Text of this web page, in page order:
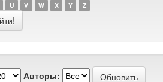
U V W X Y Z
Авторы: